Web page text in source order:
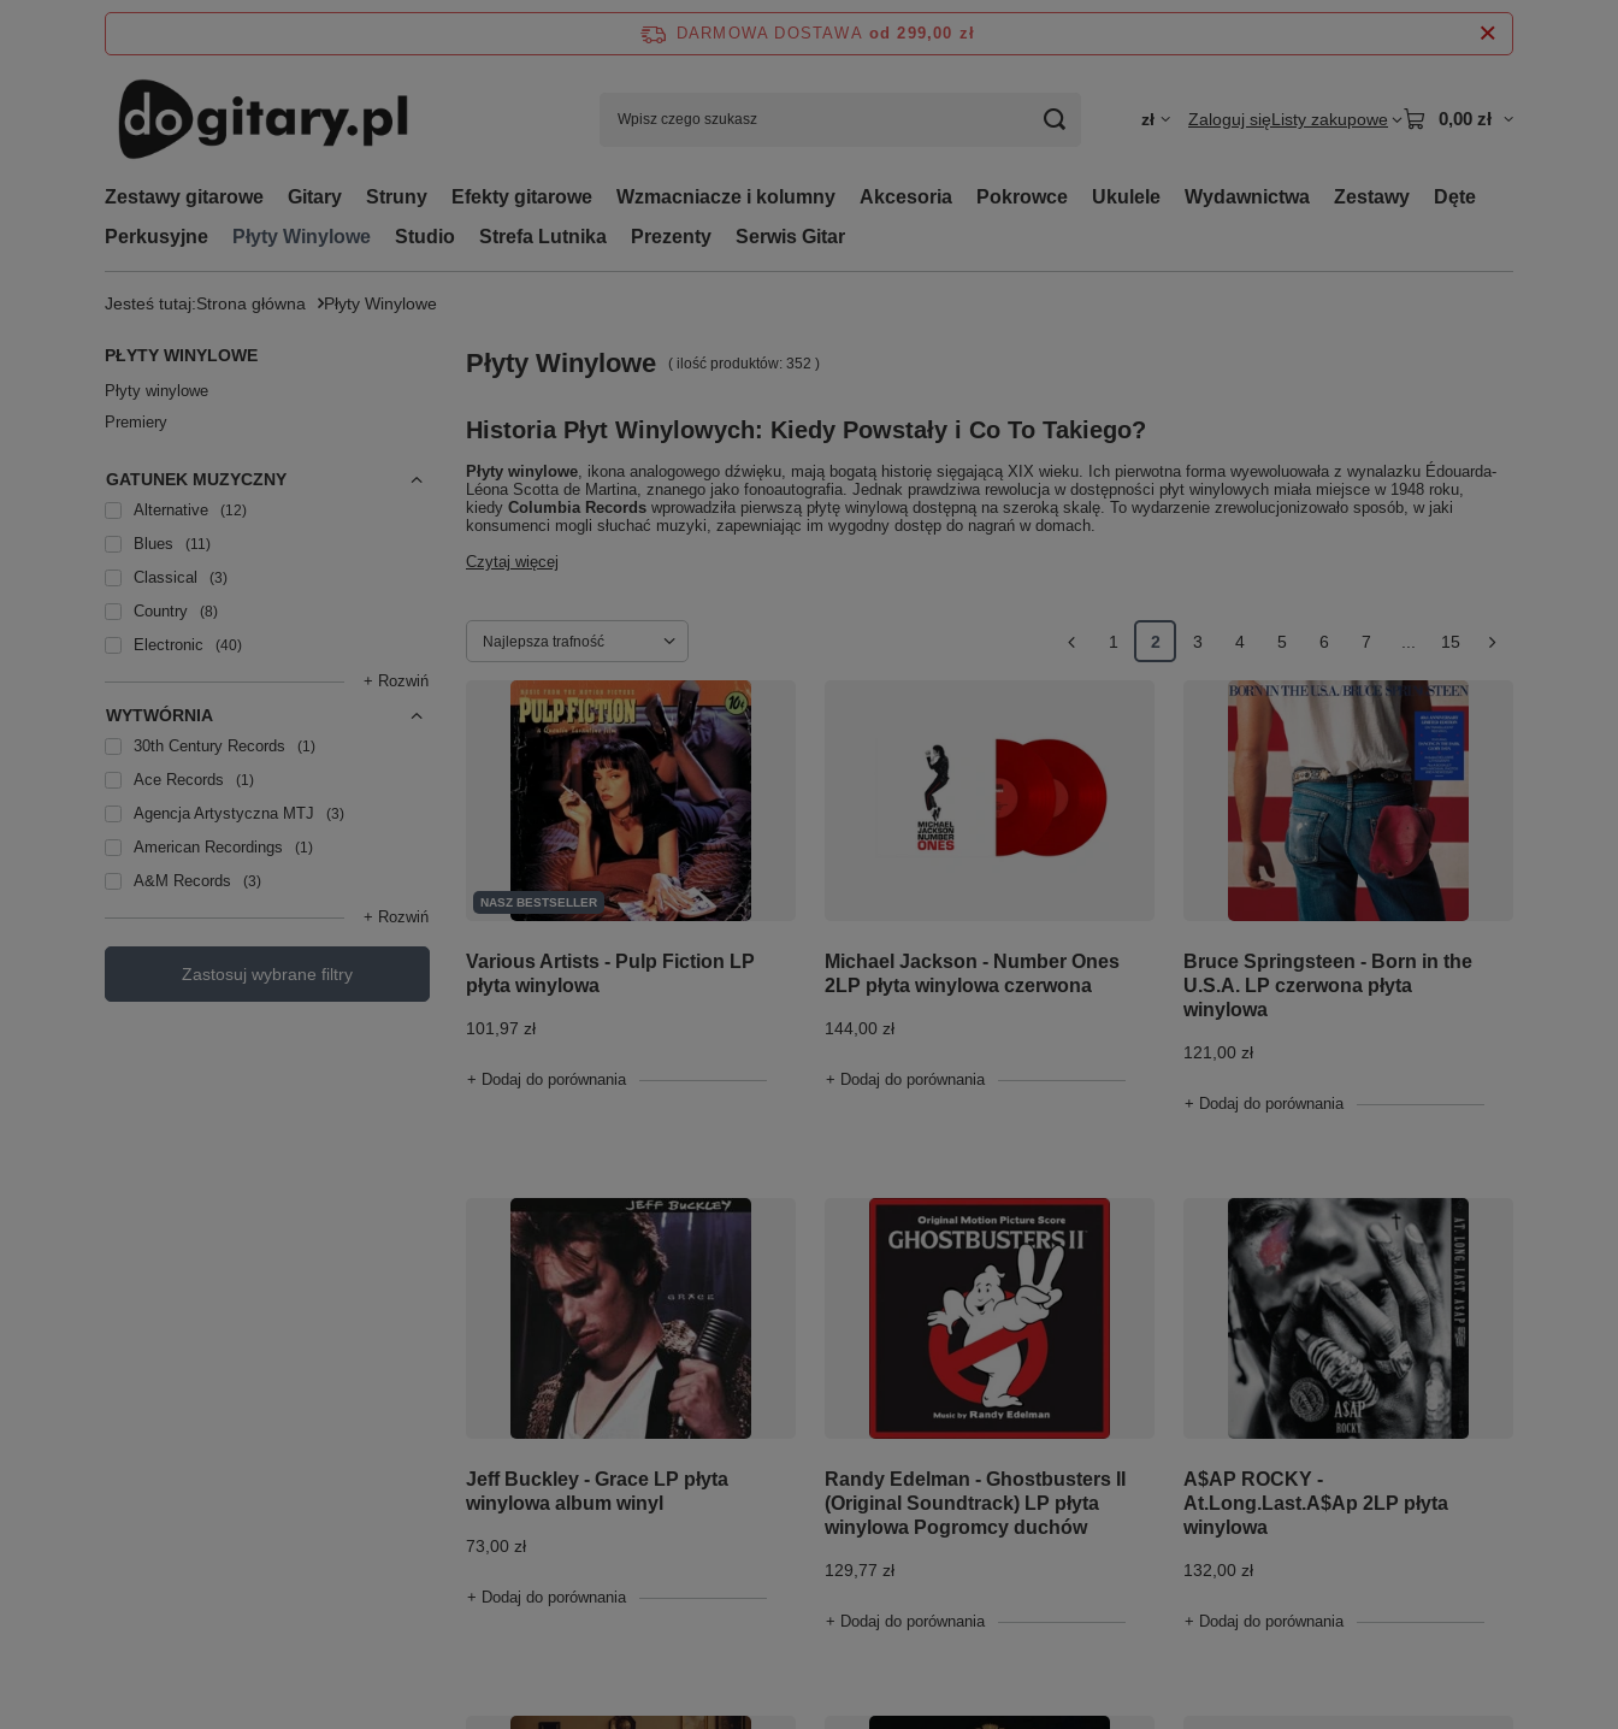
DARMOWA DOSTAWA od 299,00 zł
zł Zaloguj sięListy zakupowe 0,00 zł
Zestawy gitarowe Gitary Struny Efekty gitarowe Wzmacniacze i kolumny Akcesoria Pokrowce Ukulele Wydawnictwa Zestawy
Dęte
Perkusyjne
Płyty Winylowe Studio Strefa Lutnika Prezenty Serwis Gitar
Jesteś tutaj:Strona główna Płyty Winylowe
PŁYTY WINYLOWE
Płyty winylowe
Premiery
GATUNEK MUZYCZNY
Alternative 12
Blues 11
Classical 3
Country 8
Electronic 40
+ Rozwiń
WYTWÓRNIA
30th Century Records 1
Ace Records 1
Agencja Artystyczna MTJ 3
American Recordings 1
A&M Records 3
+ Rozwiń
Zastosuj wybrane filtry
Płyty Winylowe ( ilość produktów: 352 )
Historia Płyt Winylowych: Kiedy Powstały i Co To Takiego?
Płyty winylowe, ikona analogowego dźwięku, mają bogatą historię sięgającą XIX wieku. Ich pierwotna forma wyewoluowała z wynalazku Édouarda-
Léona Scotta de Martina, znanego jako fonoautografia. Jednak prawdziwa rewolucja w dostępności płyt winylowych miała miejsce w 1948 roku,
kiedy Columbia Records wprowadziła pierwszą płytę winylową dostępną na szeroką skalę. To wydarzenie zrewolucjonizowało sposób, w jaki
konsumenci mogli słuchać muzyki, zapewniając im wygodny dostęp do nagrań w domach.
Czytaj więcej
Zmień sortowanie
Najlepsza trafność 1 2 3 4 5 6 7 15
NASZ BESTSELLER
Various Artists - Pulp Fiction LP
płyta winylowa
101,97 zł
+ Dodaj do porównania
Michael Jackson - Number Ones
2LP płyta winylowa czerwona
144,00 zł
+ Dodaj do porównania
Bruce Springsteen - Born in the
U.S.A. LP czerwona płyta
winylowa
121,00 zł
+ Dodaj do porównania
Jeff Buckley - Grace LP płyta
winylowa album winyl
73,00 zł
+ Dodaj do porównania
Randy Edelman - Ghostbusters II
(Original Soundtrack) LP płyta
winylowa Pogromcy duchów
129,77 zł
+ Dodaj do porównania
A$AP ROCKY -
At.Long.Last.A$Ap 2LP płyta
winylowa
132,00 zł
+ Dodaj do porównania